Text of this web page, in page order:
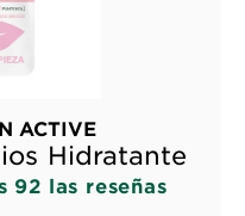
ACTIVE
Hidratante
reviews
92 las reseñas